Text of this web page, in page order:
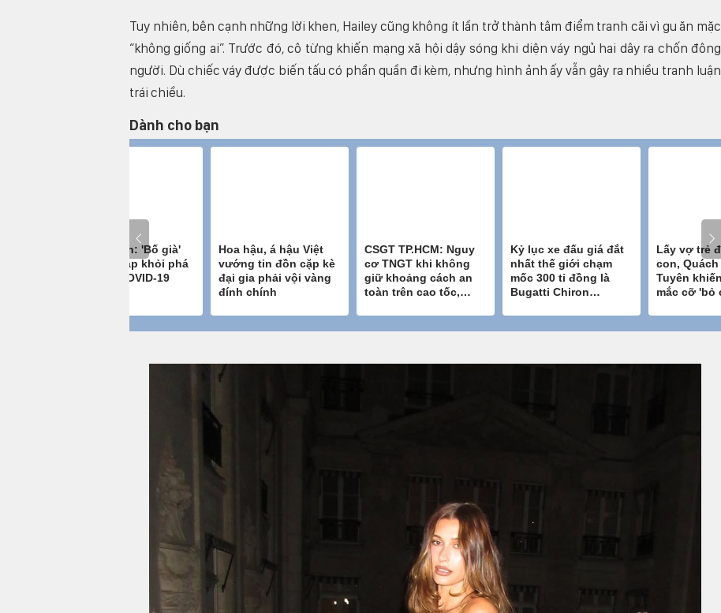
Tuy nhiên, bên cạnh những lời khen, Hailey cũng không ít lần trở thành tâm điểm tranh cãi vì gu ăn mặc
“không giống ai”. Trước đó, cô từng khiến mạng xã hội dậy sóng khi diện váy ngủ hai dây ra chốn đông
người. Dù chiếc váy được biến tấu có phần quần đi kèm, nhưng hình ảnh ấy vẫn gây ra nhiều tranh luận
trái chiều.
Dành cho bạn